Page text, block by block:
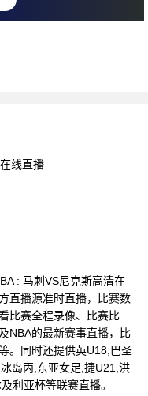
: 0 尼
线直播
: 马刺VS尼克斯高清在
直播源准时直播，比赛数
比赛全程录像、比赛比
NBA的最新赛事直播，比
。同时还提供英U18,巴圣
岛丙,东亚女足,捷U21,洪
利亚杯等联赛直播。